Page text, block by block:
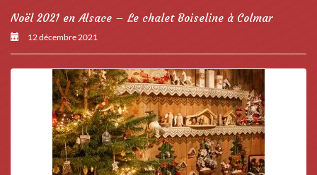
Noël 2021 en Alsace – Le chalet Boiseline à Colmar
12 décembre 2021